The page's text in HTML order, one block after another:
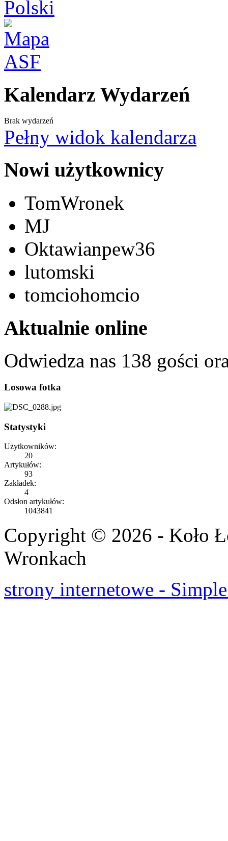
Kalendarz Wydarzeń
Brak wydarzeń
Pełny widok kalendarza
Nowi użytkownicy
TomWronek
MJ
Oktawianpew36
lutomski
tomciohomcio
Aktualnie online
Odwiedza nas 138 gości
Losowa fotka
Statystyki
Użytkowników:
20
Artykułów:
93
Zakładek:
4
Odsłon artykułów:
1043841
Copyright © 2026 - Koło
Wronkach
strony internetowe -